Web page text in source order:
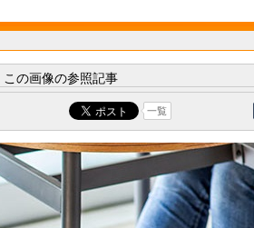
この画像の参照記事
一覧